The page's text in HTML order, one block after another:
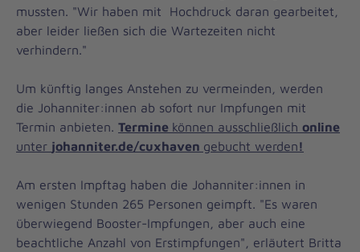
mussten. "Wir haben mit Hochdruck daran gearbeitet,
aber leider ließen sich die Wartezeiten nicht
verhindern."
Um künftig langes Anstehen zu vermeinden, werden
die Johanniter:innen ab sofort nur Impfungen mit
Termin anbieten. Termine können ausschließlich online
unter johanniter.de/cuxhaven gebucht werden!
Am ersten Impftag haben die Johanniter:innen in
wenigen Stunden 265 Personen geimpft. "Es waren
überwiegend Booster-Impfungen, aber auch eine
beachtliche Anzahl von Erstimpfungen", erläutert Britta